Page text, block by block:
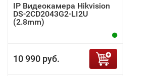
IP Видеокамера Hikvision
DS-2CD2043G2-LI2U
(2.8mm)
10 990 руб.